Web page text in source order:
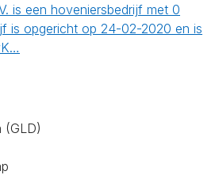
is een hoveniersbedrijf met 0
is opgericht op 24-02-2020 en is
(GLD)